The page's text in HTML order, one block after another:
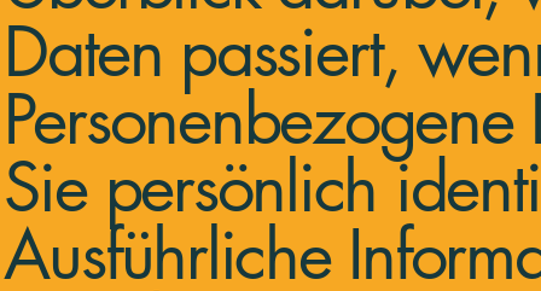
Daten passiert,
Sie persönlich
Ausführliche